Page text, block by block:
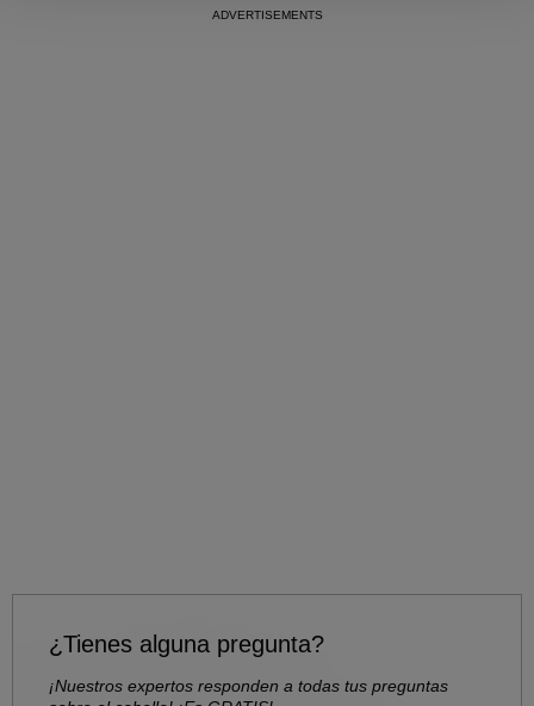
¿Tienes alguna pregunta?
¡Nuestros expertos responden a todas tus preguntas